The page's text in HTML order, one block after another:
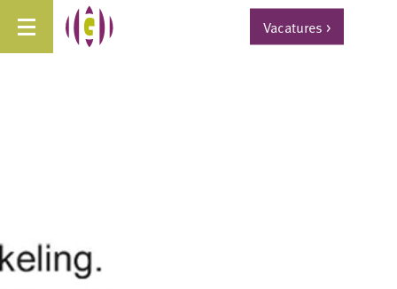
Vacatures >